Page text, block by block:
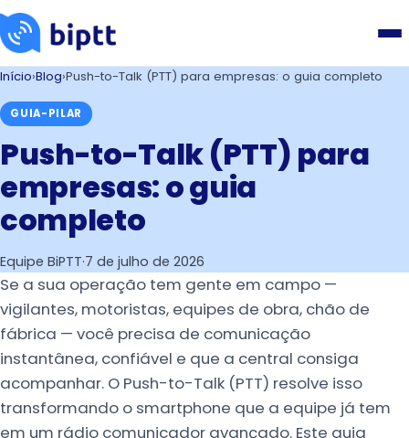
Início›Blog›Push-to-Talk (PTT) para empresas: o guia completo
GUIA-PILAR
Push-to-Talk (PTT) para
empresas: o guia
completo
Equipe BiPTT·7 de julho de 2026
Se a sua operação tem gente em campo —
vigilantes, motoristas, equipes de obra, chão de
fábrica — você precisa de comunicação
instantânea, confiável e que a central consiga
acompanhar. O Push-to-Talk (PTT) resolve isso
transformando o smartphone que a equipe já tem
em um rádio comunicador avançado. Este guia